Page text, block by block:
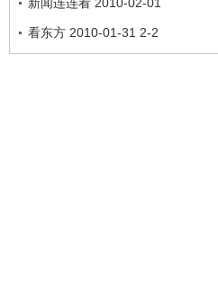
看东方 2010-01-31 2-2